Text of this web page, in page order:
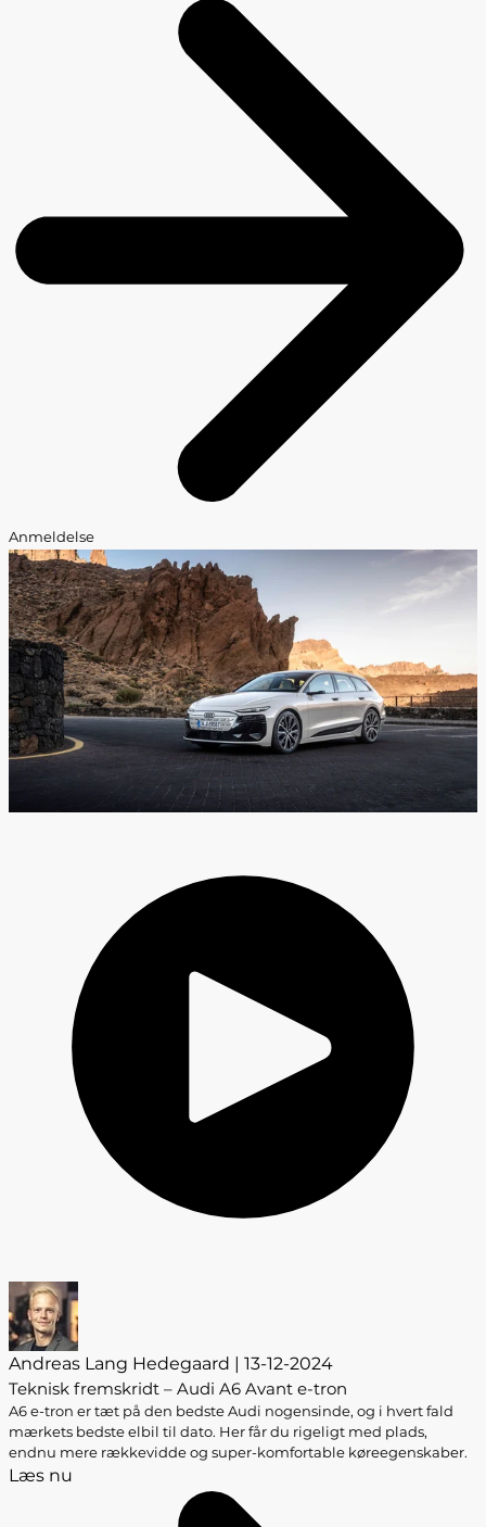
Anmeldelse
Andreas Lang Hedegaard | 13-12-2024
Teknisk fremskridt – Audi A6 Avant e-tron
A6 e-tron er tæt på den bedste Audi nogensinde, og i hvert fald
mærkets bedste elbil til dato. Her får du rigeligt med plads,
endnu mere rækkevidde og super-komfortable køreegenskaber.
Læs nu